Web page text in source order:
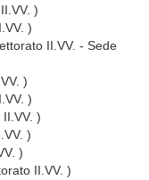
)
)
II.VV. - Sede
)
)
)
)
)
II.VV. )